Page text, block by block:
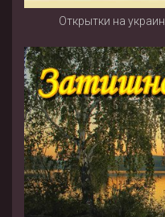
Открытки на